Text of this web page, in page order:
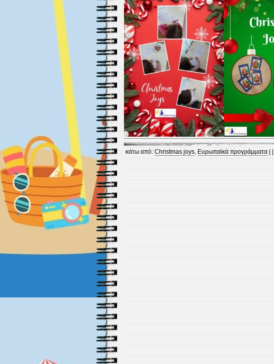
κάτω από: Christmas joys, Ευρωπαϊκά προγράμματα| |